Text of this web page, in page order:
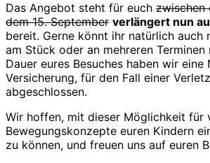
Das Angebot steht für euch zwischen
dem 15. September verlängert nun
bereit. Gerne könnt ihr natürlich auch
am Stück oder an mehreren Terminen
Dauer eures Besuches haben wir
Versicherung, für den Fall einer
abgeschlossen.
Wir hoffen, mit dieser Möglichkeit für
Bewegungskonzepte euren Kindern
zu können, und freuen uns auf euren